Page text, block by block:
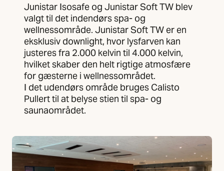
Junistar Isosafe og Junistar Soft TW blev
valgt til det indendørs spa- og
wellnessområde. Junistar Soft TW er en
eksklusiv downlight, hvor lysfarven kan
justeres fra 2.000 kelvin til 4.000 kelvin,
hvilket skaber den helt rigtige atmosfære
for gæsterne i wellnessområdet.
I det udendørs område bruges Calisto
Pullert til at belyse stien til spa- og
saunaområdet.